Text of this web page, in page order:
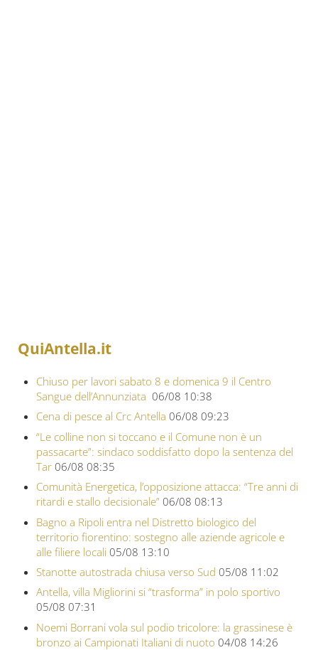
QuiAntella.it
Chiuso per lavori sabato 8 e domenica 9 il Centro
Sangue dell’Annunziata 06/08 10:38
Cena di pesce al Crc Antella 06/08 09:23
“Le colline non si toccano e il Comune non è un
passacarte”: sindaco soddisfatto dopo la sentenza del
Tar 06/08 08:35
Comunità Energetica, l’opposizione attacca: “Tre anni di
ritardi e stallo decisionale” 06/08 08:13
Bagno a Ripoli entra nel Distretto biologico del
territorio fiorentino: sostegno alle aziende agricole e
alle filiere locali 05/08 13:10
Stanotte autostrada chiusa verso Sud 05/08 11:02
Antella, villa Migliorini si “trasforma” in polo sportivo
05/08 07:31
Noemi Borrani vola sul podio tricolore: la grassinese è
bronzo ai Campionati Italiani di nuoto 04/08 14:26